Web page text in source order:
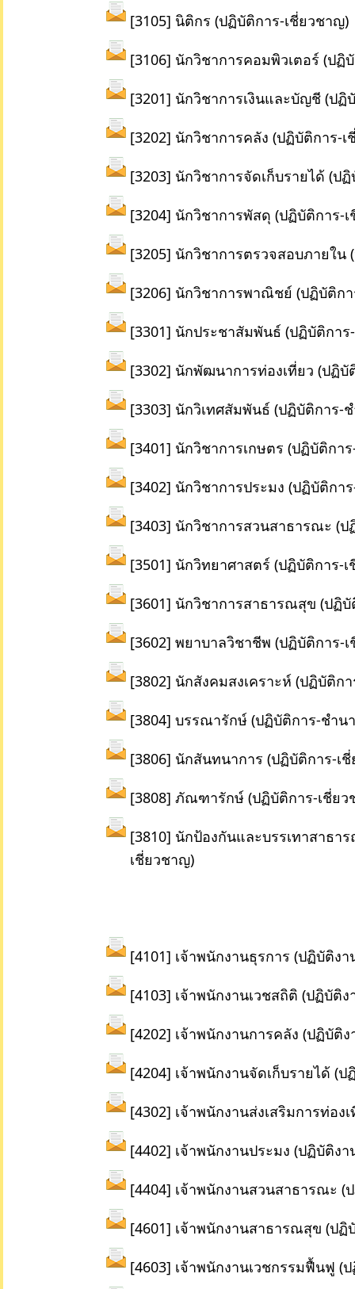
[3105] นิติกร (ปฏิบัติการ-เชี่ยวชาญ)
[3106] นักวิชาการคอมพิวเตอร์ (ปฏิ
[3201] นักวิชาการเงินและบัญชี (ปฏิ
[3202] นักวิชาการคลัง (ปฏิบัติการ-
[3203] นักวิชาการจัดเก็บรายได้ (ป
[3204] นักวิชาการพัสดุ (ปฏิบัติการ-
[3205] นักวิชาการตรวจสอบภายใน
[3206] นักวิชาการพาณิชย์ (ปฏิบัติก
[3301] นักประชาสัมพันธ์ (ปฏิบัติการ
[3302] นักพัฒนาการท่องเที่ยว (ปฏิบั
[3303] นักวิเทศสัมพันธ์ (ปฏิบัติการ-
[3401] นักวิชาการเกษตร (ปฏิบัติกา
[3402] นักวิชาการประมง (ปฏิบัติกา
[3403] นักวิชาการสวนสาธารณะ (
[3501] นักวิทยาศาสตร์ (ปฏิบัติการ-
[3601] นักวิชาการสาธารณสุข (ปฏิ
[3602] พยาบาลวิชาชีพ (ปฏิบัติการ-
[3802] นักสังคมสงเคราะห์ (ปฏิบัติก
[3804] บรรณารักษ์ (ปฏิบัติการ-ชำน
[3806] นักสันทนาการ (ปฏิบัติการ-เ
[3808] ภัณฑารักษ์ (ปฏิบัติการ-เชี่ยว
[3810] นักป้องกันและบรรเทาสาธา
เชี่ยวชาญ)
[4101] เจ้าพนักงานธุรการ (ปฏิบัติงา
[4103] เจ้าพนักงานเวชสถิติ (ปฏิบัติง
[4202] เจ้าพนักงานการคลัง (ปฏิบัติง
[4204] เจ้าพนักงานจัดเก็บรายได้ (ป
[4302] เจ้าพนักงานส่งเสริมการท่อง
[4402] เจ้าพนักงานประมง (ปฏิบัติงา
[4404] เจ้าพนักงานสวนสาธารณะ (
[4601] เจ้าพนักงานสาธารณสุข (ปฏิ
[4603] เจ้าพนักงานเวชกรรมฟื้นฟู (